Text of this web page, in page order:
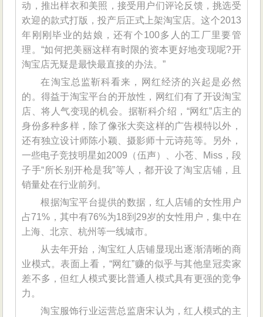
动，推出样衣和美照，接受用户们评论反馈，挑选受
欢迎的款式打版，投产后正式上架淘宝店。这个2013
年刚刚毕业的姑娘，还有个100多人的工厂里要管
理。“如何把美丽这样有时限的资本更好地变现呢?开
淘宝店无疑是最快最直接的办法。”
在淘宝总监靳科看来，网红经济的兴起是必然
的。得益于淘宝平台的开放性，网红们有了开设淘宝
店、将人气变现的机会。据靳科介绍，“网红”店主的
身份多种多样，除了像张大奕这样的广告模特以外，
还有独立设计师陈小颖、摄影师十元诗苑等。另外，
一些电子竞技明星如2009（伍声）、小苍、Miss，段
子手“所长别开枪是我”等人，都开设了淘宝店铺，且
销量处在行业前列。
根据淘宝平台提供的数据，红人店铺的女性用户
占71%，其中有76%为18到29岁的女性用户，集中在
上海、北京、杭州等一线城市。
从去年开始，淘宝红人店铺显现出逐渐清晰的商
业模式。表面上看，“网红”赚的似乎与其他皇冠卖家
差不多，但红人模式要比普通人模式具有更强的竞争
力。
淘宝服饰行业运营总监唐宋认为，红人模式的主